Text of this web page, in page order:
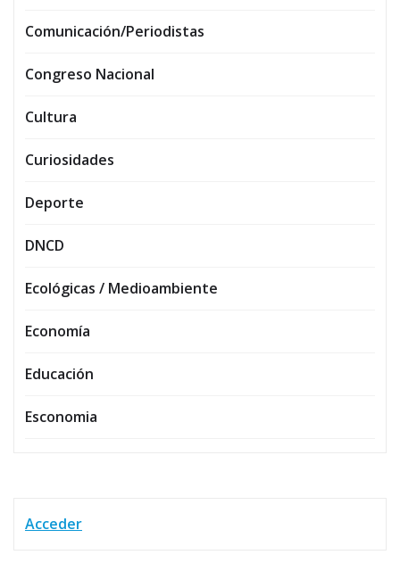
Comunicación/Periodistas
Congreso Nacional
Cultura
Curiosidades
Deporte
DNCD
Ecológicas / Medioambiente
Economía
Educación
Esconomia
Acceder